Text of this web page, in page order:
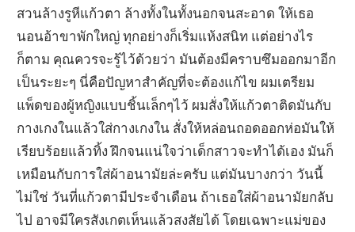
สวนล้างรูหีแก้วตา ล้างทั้งในทั้งนอกจนสะอาด ให้เธอ
นอนอ้าขาพักใหญ่ ทุกอย่างก็เริ่มแห้งสนิท แต่อย่างไร
ก็ตาม คุณควรจะรู้ไว้ด้วยว่า มันต้องมีคราบซึมออกมาอีก
เป็นระยะๆ นี่คือปัญหาสำคัญที่จะต้องแก้ไข ผมเตรียม
แพ็ดของผู้หญิงแบบชิ้นเล็กๆไว้ ผมสั่งให้แก้วตาติดมันกับ
กางเกงในแล้วใส่กางเกงใน สั่งให้หล่อนถอดออกห่อมันให้
เรียบร้อยแล้วทิ้ง ฝึกจนแน่ใจว่าเด็กสาวจะทำได้เอง มันก็
เหมือนกับการใส่ผ้าอนามัยล่ะครับ แต่มันบางกว่า วันนี้
ไม่ใช่ วันที่แก้วตามีประจำเดือน ถ้าเธอใส่ผ้าอนามัยกลับ
ไป อาจมีใครสังเกตเห็นแล้วสงสัยได้ โดยเฉพาะแม่ของ